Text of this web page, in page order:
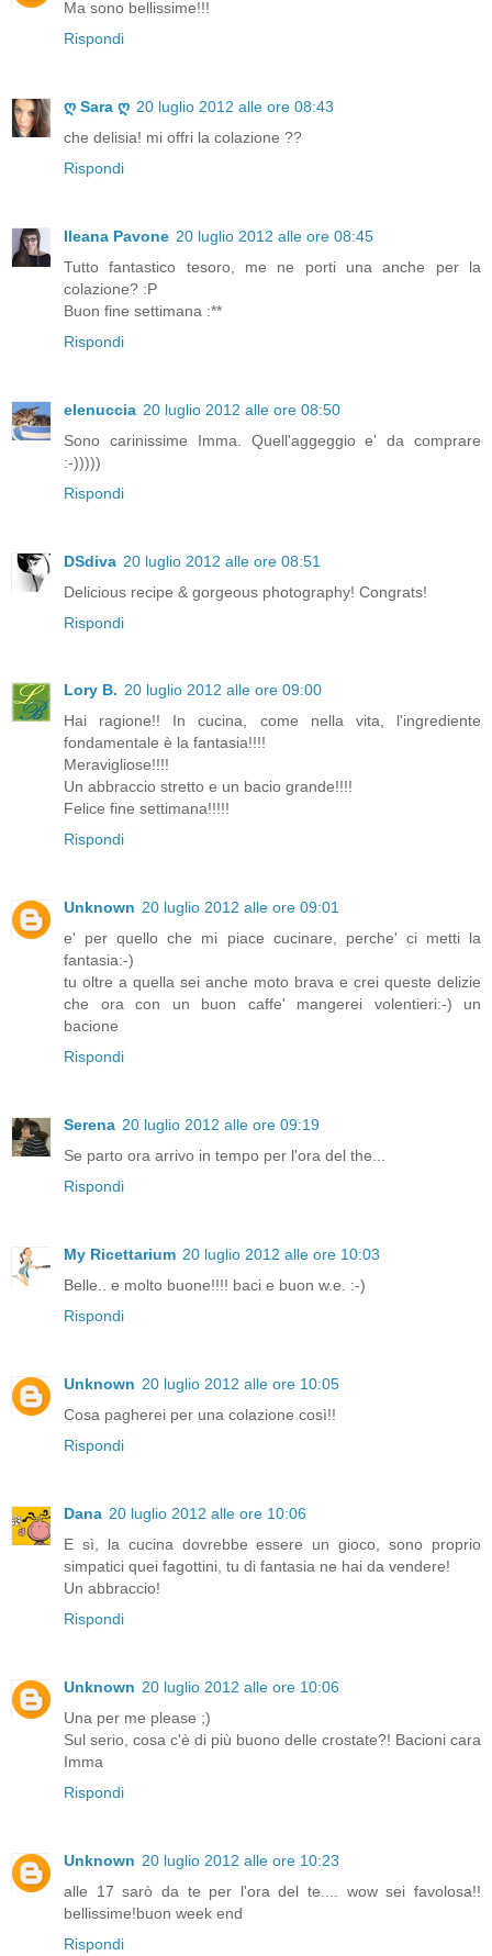
Ma sono bellissime!!!
Rispondi
ღ Sara ღ 20 luglio 2012 alle ore 08:43
che delisia! mi offri la colazione ??
Rispondi
Ileana Pavone 20 luglio 2012 alle ore 08:45
Tutto fantastico tesoro, me ne porti una anche per la
colazione? :P
Buon fine settimana :**
Rispondi
elenuccia 20 luglio 2012 alle ore 08:50
Sono carinissime Imma. Quell'aggeggio e' da comprare
:-)))))
Rispondi
DSdiva 20 luglio 2012 alle ore 08:51
Delicious recipe & gorgeous photography! Congrats!
Rispondi
Lory B. 20 luglio 2012 alle ore 09:00
Hai ragione!! In cucina, come nella vita, l'ingrediente
fondamentale è la fantasia!!!!
Meravigliose!!!!
Un abbraccio stretto e un bacio grande!!!!
Felice fine settimana!!!!!
Rispondi
Unknown 20 luglio 2012 alle ore 09:01
e' per quello che mi piace cucinare, perche' ci metti la
fantasia:-)
tu oltre a quella sei anche moto brava e crei queste delizie
che ora con un buon caffe' mangerei volentieri:-) un
bacione
Rispondi
Serena 20 luglio 2012 alle ore 09:19
Se parto ora arrivo in tempo per l'ora del the...
Rispondi
My Ricettarium 20 luglio 2012 alle ore 10:03
Belle.. e molto buone!!!! baci e buon w.e. :-)
Rispondi
Unknown 20 luglio 2012 alle ore 10:05
Cosa pagherei per una colazione così!!
Rispondi
Dana 20 luglio 2012 alle ore 10:06
E sì, la cucina dovrebbe essere un gioco, sono proprio
simpatici quei fagottini, tu di fantasia ne hai da vendere!
Un abbraccio!
Rispondi
Unknown 20 luglio 2012 alle ore 10:06
Una per me please ;)
Sul serio, cosa c'è di più buono delle crostate?! Bacioni cara
Imma
Rispondi
Unknown 20 luglio 2012 alle ore 10:23
alle 17 sarò da te per l'ora del te.... wow sei favolosa!!
bellissime!buon week end
Rispondi